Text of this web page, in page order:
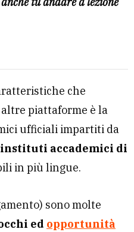
che
piattaforme è la
ufficiali impartiti da
accademici di
in più lingue.
sono molte
ed opportunità